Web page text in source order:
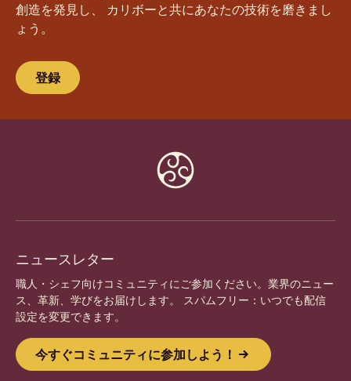
創造を発見し、 カリボーと共にあなたの技術を磨きまし
ょう。
登録
ニュースレター
職人・シェフ向けコミュニティにご参加ください。業界のニュー
ス、革新、学びをお届けします。 スパムフリー：いつでも配信
設定を変更できます。
今すぐコミュニティに参加しよう！